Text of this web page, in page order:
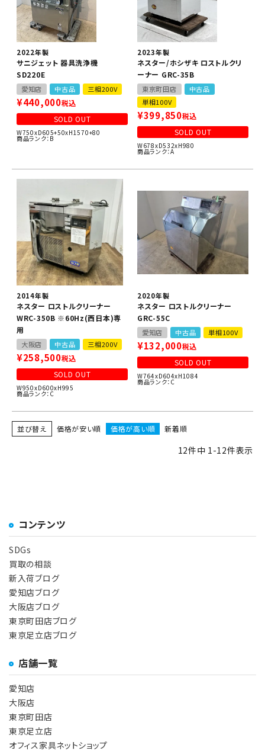
2022年製
サニジェット 器具洗浄機
SD220E
愛知店 中古品 三相200V
¥440,000税込
SOLD OUT
W750xD605+50xH1570+80
商品ランク：B
2023年製
ネスター/ホシザキ ロストルクリ
ーナー GRC-35B
東京町田店
中古品
単相100V
¥399,850税込
SOLD OUT
W678xD532xH980
商品ランク：A
2014年製
ネスター ロストルクリーナー
WRC-350B ※60Hz(西日本)専
用
大阪店 中古品 三相200V
¥258,500税込
SOLD OUT
W950xD600xH995
商品ランク：C
2020年製
ネスター ロストルクリーナー
GRC-55C
愛知店 中古品 単相100V
¥132,000税込
SOLD OUT
W764xD604xH1084
商品ランク：C
並び替え 価格が安い順 価格が高い順 新着順
12件中 1-12件表示
コンテンツ
SDGs
買取の相談
新入荷ブログ
愛知店ブログ
大阪店ブログ
東京町田店ブログ
東京足立店ブログ
店舗一覧
愛知店
大阪店
東京町田店
東京足立店
オフィス家具ネットショップ